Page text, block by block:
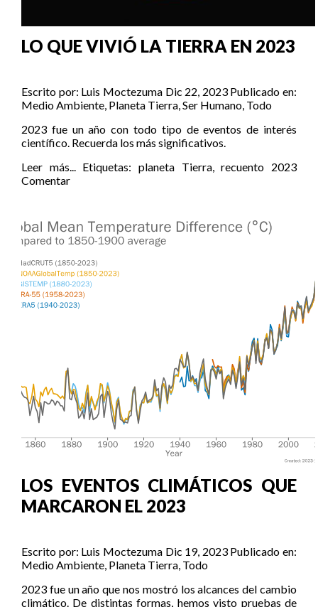
LO QUE VIVIÓ LA TIERRA EN 2023
Escrito por: Luis Moctezuma Dic 22, 2023 Publicado en:
Medio Ambiente, Planeta Tierra,Ser Humano, Todo
2023 fue un año con todo tipo de eventos de interés
científico. Recuerda los más significativos.
Leer más... Etiquetas:planeta Tierra,recuento 2023
Comentar
LOS EVENTOS CLIMÁTICOS QUE
MARCARON EL 2023
Escrito por: Luis Moctezuma Dic 19, 2023 Publicado en:
Medio Ambiente, Planeta Tierra, Todo
2023 fue un año que nos mostró los alcances del cambio
climático. De distintas formas, hemos visto pruebas de